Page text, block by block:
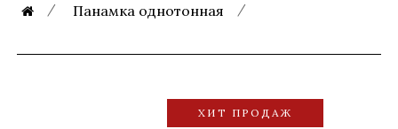
Панамка однотонная
ХИТ ПРОДАЖ